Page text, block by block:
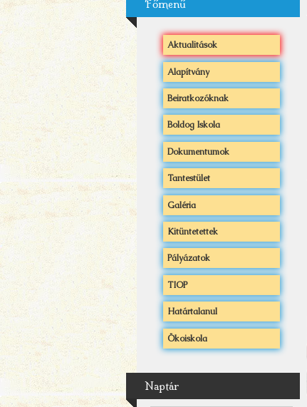
Főmenű
Aktualitások
Alapítvány
Beiratkozóknak
Boldog Iskola
Dokumentumok
Tantestület
Galéria
Kitüntetettek
Pályázatok
TIOP
Határtalanul
Ökoiskola
Naptár